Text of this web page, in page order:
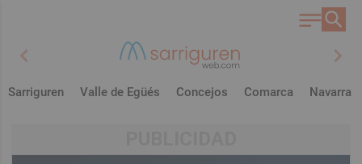
chevron_left chevron_right
Sarriguren Valle de Egüés Concejos Comarca Navarra